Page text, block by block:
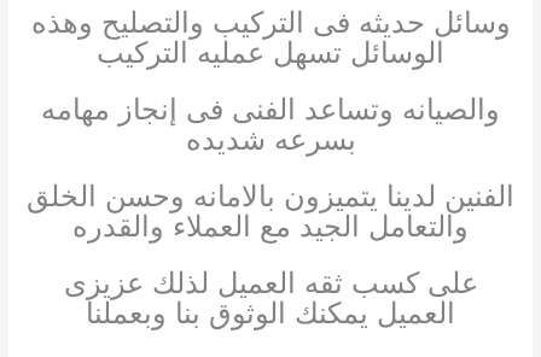
وسائل حديثه فى التركيب والتصليح وهذه
الوسائل تسهل عمليه التركيب
والصيانه وتساعد الفنى فى إنجاز مهامه
بسرعه شديده
الفنين لدينا يتميزون بالامانه وحسن الخلق
والتعامل الجيد مع العملاء والقدره
على كسب ثقه العميل لذلك عزيزى
العميل يمكنك الوثوق بنا وبعملنا